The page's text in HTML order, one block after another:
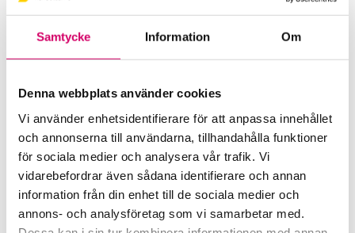
Samtycke Information Om
Denna webbplats använder cookies
Vi använder enhetsidentifierare för att anpassa innehållet
och annonserna till användarna, tillhandahålla funktioner
för sociala medier och analysera vår trafik. Vi
vidarebefordrar även sådana identifierare och annan
information från din enhet till de sociala medier och
annons- och analysföretag som vi samarbetar med.
Carina Granath
Auktoriserad Redovisningskonsult
EkoGruppen i Väst AB
Lidköping
Telefon